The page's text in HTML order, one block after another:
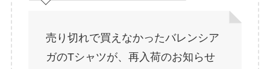
売り切れで買えなかったバレンシア
ガのTシャツが、再入荷のお知らせ